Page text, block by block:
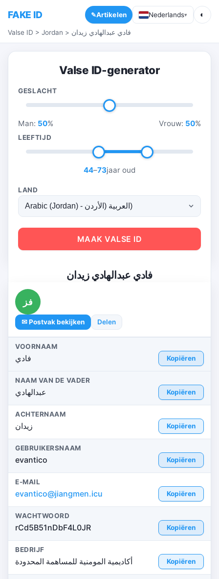
FAKE ID Artikelen Nederlands▾ ◐
Valse ID > Jordan > فادي عبدالهادي زيدان
Valse ID-generator
GESLACHT
Man: 50% Vrouw: 50%
LEEFTIJD
44–73jaar oud
LAND
MAAK VALSE ID
فادي عبدالهادي زيدان
فز
✉ Postvak bekijken Delen
VOORNAAM
فادي Kopiëren
NAAM VAN DE VADER
عبدالهادي Kopiëren
ACHTERNAAM
زيدان Kopiëren
GEBRUIKERSNAAM
evantico Kopiëren
E-MAIL
evantico@jiangmen.icu Kopiëren
WACHTWOORD
rCd5B51nDbF4L0JR Kopiëren
BEDRIJF
أكاديمية المومنية للمساهمة المحدودة Kopiëren